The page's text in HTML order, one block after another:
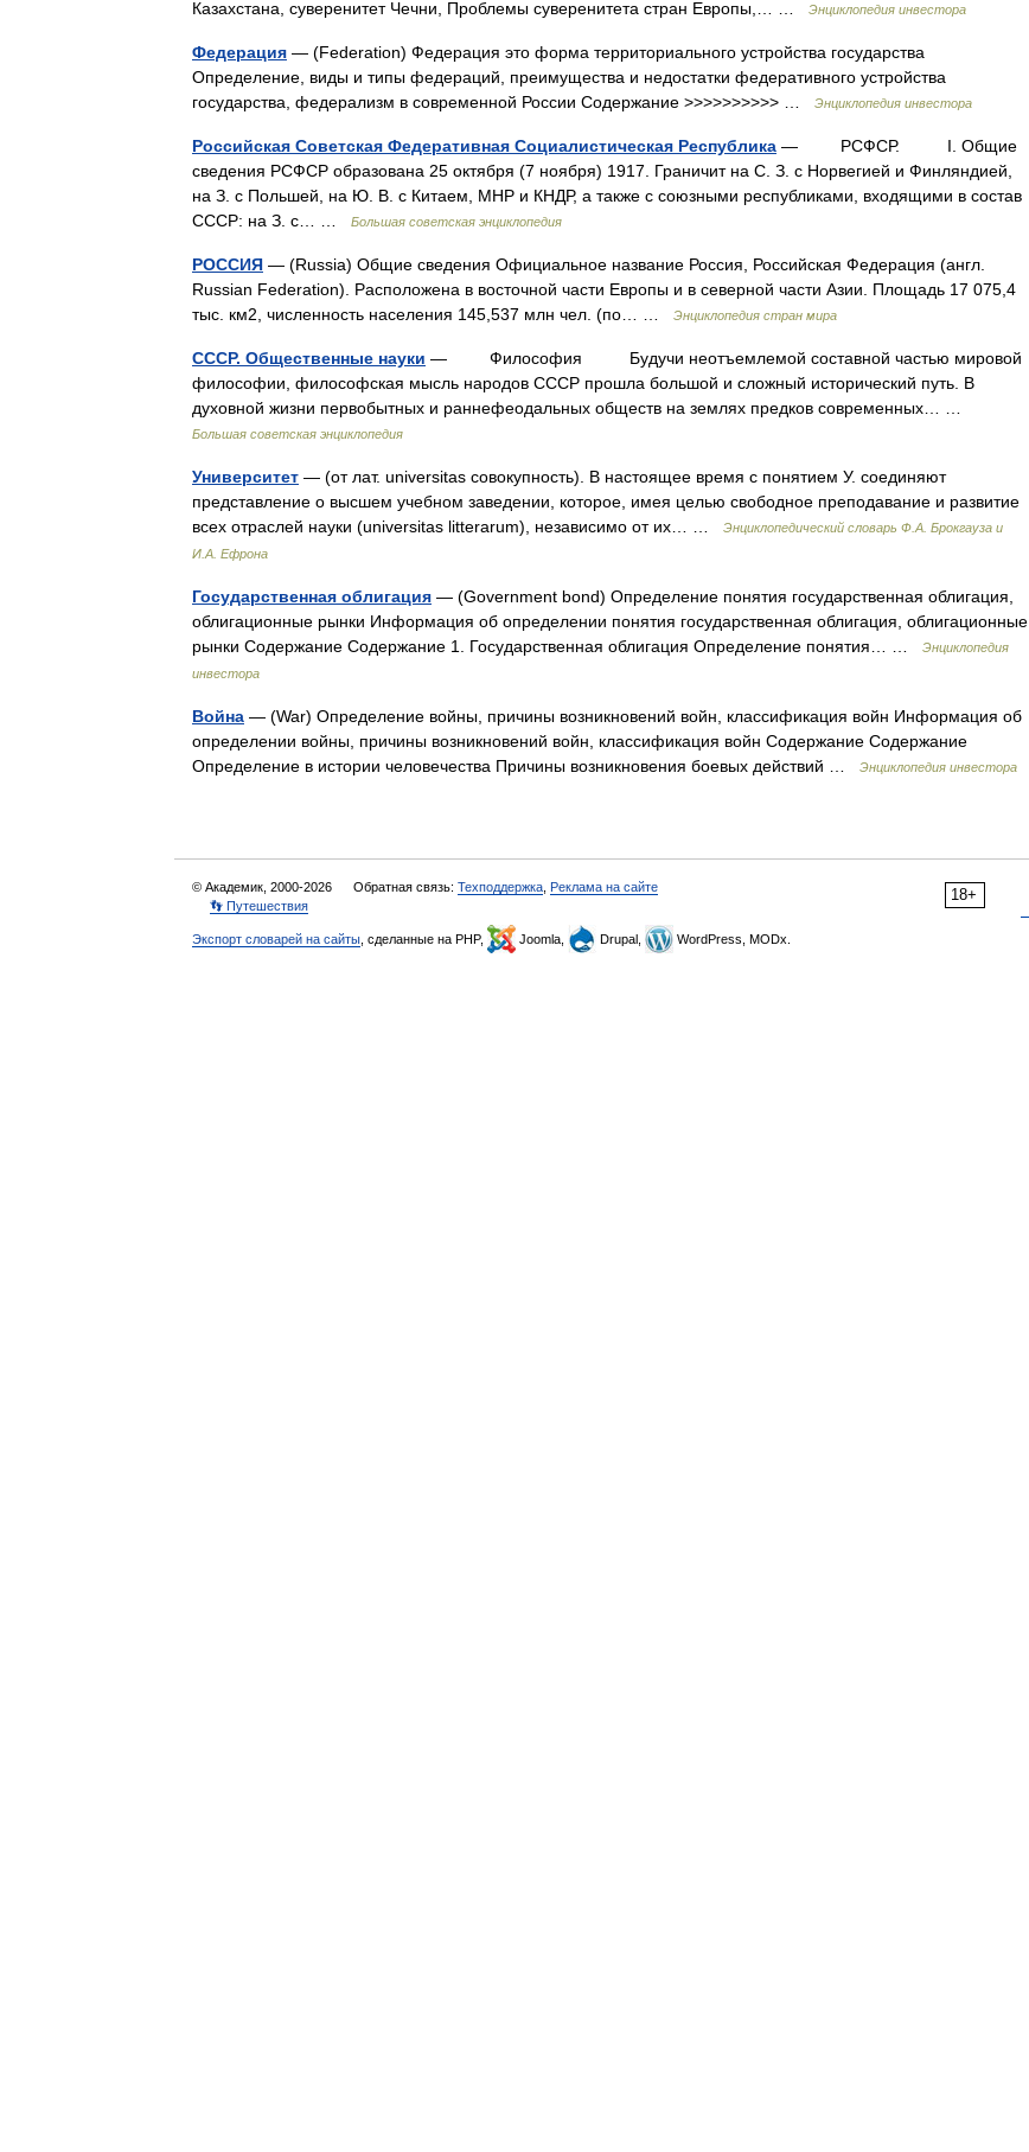
Казахстана, суверенитет Чечни, Проблемы суверенитета стран Европы,… …
Энциклопедия инвестора
Федерация — (Federation) Федерация это форма территориального устройства государства
Определение, виды и типы федераций, преимущества и недостатки федеративного устройства
государства, федерализм в современной России Содержание >>>>>>>>>> …
Энциклопедия инвестора
Российская Советская Федеративная Социалистическая Республика — РСФСР. I. Общие
сведения РСФСР образована 25 октября (7 ноября) 1917. Граничит на С. З. с Норвегией и Финляндией,
на З. с Польшей, на Ю. В. с Китаем, МНР и КНДР, а также с союзными республиками, входящими в состав
СССР: на З. с… …
Большая советская энциклопедия
РОССИЯ — (Russia) Общие сведения Официальное название Россия, Российская Федерация (англ.
Russian Federation). Расположена в восточной части Европы и в северной части Азии. Площадь 17 075,4
тыс. км2, численность населения 145,537 млн чел. (по… …
Энциклопедия стран мира
СССР. Общественные науки — Философия Будучи неотъемлемой составной частью мировой
философии, философская мысль народов СССР прошла большой и сложный исторический путь. В
духовной жизни первобытных и раннефеодальных обществ на землях предков современных… …
Большая советская энциклопедия
Университет — (от лат. universitas совокупность). В настоящее время с понятием У. соединяют
представление о высшем учебном заведении, которое, имея целью свободное преподавание и развитие
всех отраслей науки (universitas litterarum), независимо от их… …
Энциклопедический словарь Ф.А. Брокгауза и
И.А. Ефрона
Государственная облигация — (Government bond) Определение понятия государственная облигация,
облигационные рынки Информация об определении понятия государственная облигация, облигационные
рынки Содержание Содержание 1. Государственная облигация Определение понятия… …
Энциклопедия
инвестора
Война — (War) Определение войны, причины возникновений войн, классификация войн Информация об
определении войны, причины возникновений войн, классификация войн Содержание Содержание
Определение в истории человечества Причины возникновения боевых действий …
Энциклопедия инвестора
18+
© Академик, 2000-2026 Обратная связь: Техподдержка Реклама на сайте
👣 Путешествия
Экспорт словарей на сайты , сделанные на PHP, Joomla, Drupal, WordPress, MODx.